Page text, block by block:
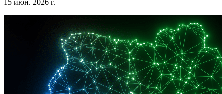
15 июн. 2026 г.